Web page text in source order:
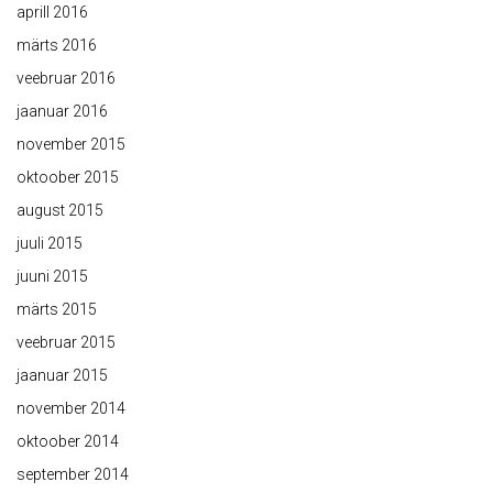
aprill 2016
märts 2016
veebruar 2016
jaanuar 2016
november 2015
oktoober 2015
august 2015
juuli 2015
juuni 2015
märts 2015
veebruar 2015
jaanuar 2015
november 2014
oktoober 2014
september 2014